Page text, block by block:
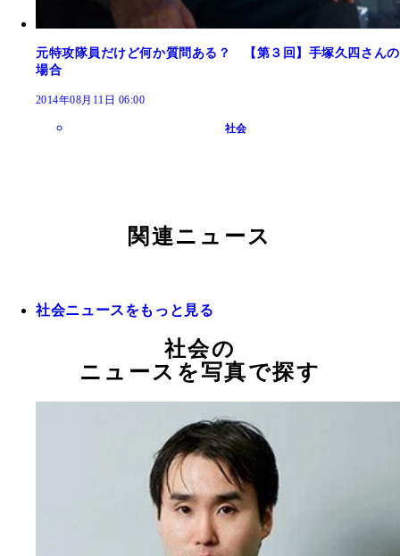
元特攻隊員だけど何か質問ある？ 【第３回】手塚久四さんの
場合
2014年08月11日 06:00
社会
関連ニュース
社会ニュースをもっと見る
社会の
ニュースを写真で探す